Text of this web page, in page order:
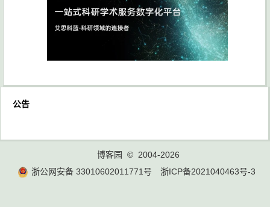
公告
博客园
© 2004-2026
浙公网安备 33010602011771号
浙ICP备2021040463号-3